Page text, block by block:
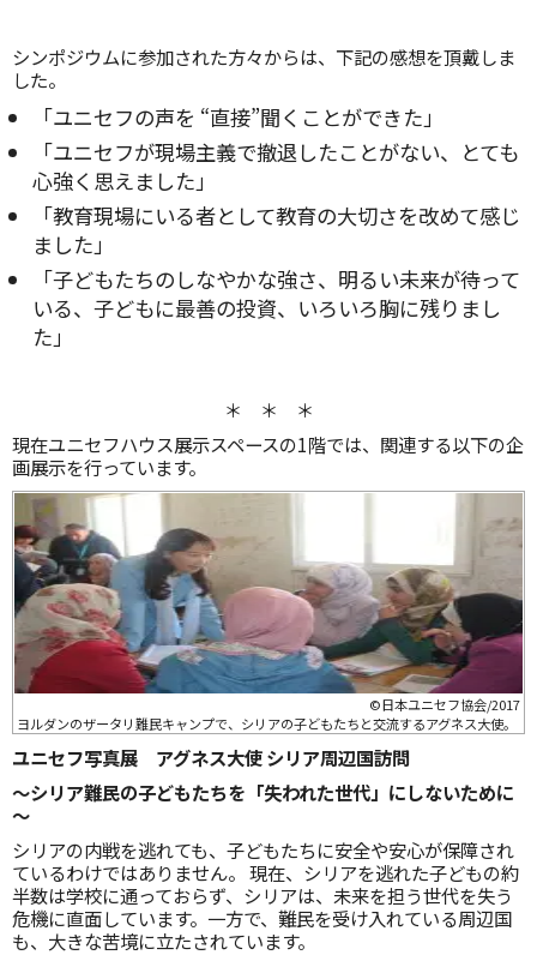
シンポジウムに参加された方々からは、下記の感想を頂戴しま
した。
「ユニセフの声を “直接”聞くことができた」
「ユニセフが現場主義で撤退したことがない、とても
心強く思えました」
「教育現場にいる者として教育の大切さを改めて感じ
ました」
「子どもたちのしなやかな強さ、明るい未来が待って
いる、子どもに最善の投資、いろいろ胸に残りまし
た」
＊ ＊ ＊
現在ユニセフハウス展示スペースの1階では、関連する以下の企
画展示を行っています。
©日本ユニセフ協会/2017
ヨルダンのザータリ難民キャンプで、シリアの子どもたちと交流するアグネス大使。
ユニセフ写真展 アグネス大使 シリア周辺国訪問
～シリア難民の子どもたちを「失われた世代」にしないために
～
シリアの内戦を逃れても、子どもたちに安全や安心が保障され
ているわけではありません。 現在、シリアを逃れた子どもの約
半数は学校に通っておらず、シリアは、未来を担う世代を失う
危機に直面しています。一方で、難民を受け入れている周辺国
も、大きな苦境に立たされています。